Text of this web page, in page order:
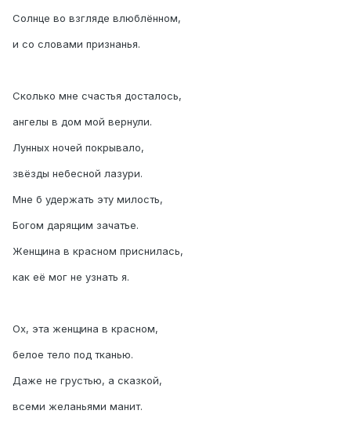
Солнце во взгляде влюблённом,
и со словами признанья.
Сколько мне счастья досталось,
ангелы в дом мой вернули.
Лунных ночей покрывало,
звёзды небесной лазури.
Мне б удержать эту милость,
Богом дарящим зачатье.
Женщина в красном приснилась,
как её мог не узнать я.
Ох, эта женщина в красном,
белое тело под тканью.
Даже не грустью, а сказкой,
всеми желаньями манит.